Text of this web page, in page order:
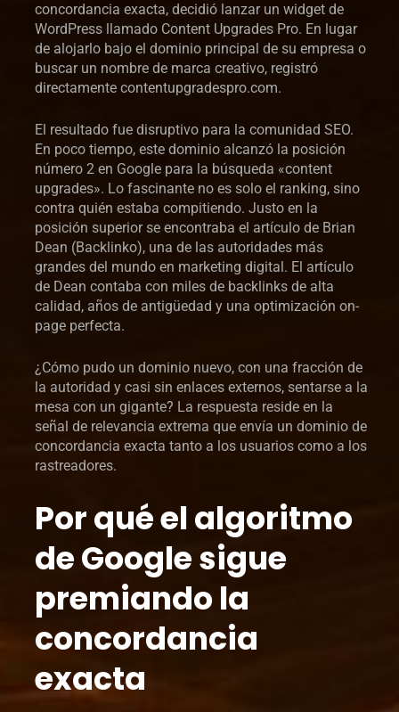
concordancia exacta, decidió lanzar un widget de
WordPress llamado Content Upgrades Pro. En lugar
de alojarlo bajo el dominio principal de su empresa o
buscar un nombre de marca creativo, registró
directamente contentupgradespro.com.
El resultado fue disruptivo para la comunidad SEO.
En poco tiempo, este dominio alcanzó la posición
número 2 en Google para la búsqueda «content
upgrades». Lo fascinante no es solo el ranking, sino
contra quién estaba compitiendo. Justo en la
posición superior se encontraba el artículo de Brian
Dean (Backlinko), una de las autoridades más
grandes del mundo en marketing digital. El artículo
de Dean contaba con miles de backlinks de alta
calidad, años de antigüedad y una optimización on-
page perfecta.
¿Cómo pudo un dominio nuevo, con una fracción de
la autoridad y casi sin enlaces externos, sentarse a la
mesa con un gigante? La respuesta reside en la
señal de relevancia extrema que envía un dominio de
concordancia exacta tanto a los usuarios como a los
rastreadores.
Por qué el algoritmo
de Google sigue
premiando la
concordancia
exacta